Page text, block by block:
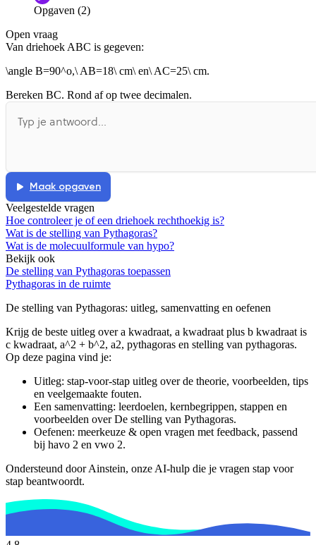
Informatie is onjuist
De docent is te langdradig
De uitleg gaat te langzaam
De uitleg gaat te snel
Afspelen werkte niet
Iets anders
Opgaven (2)
Open vraag
Van driehoek ABC is gegeven:
\angle B=90^o,\ AB=18\ cm\ en\ AC=25\ cm.
Bereken BC. Rond af op twee decimalen.
Maak opgaven
Veelgestelde vragen
Hoe controleer je of een driehoek rechthoekig is?
Wat is de stelling van Pythagoras?
Wat is de molecuulformule van hypo?
Bekijk ook
De stelling van Pythagoras toepassen
Pythagoras in de ruimte
De stelling van Pythagoras: uitleg, samenvatting en oefenen
Krijg de beste uitleg over a kwadraat, a kwadraat plus b kwadraat is
c kwadraat, a^2 + b^2, a2, pythagoras en stelling van pythagoras.
Op deze pagina vind je:
Uitleg: stap-voor-stap uitleg over de theorie, voorbeelden, tips
en veelgemaakte fouten.
Een samenvatting: leerdoelen, kernbegrippen, stappen en
voorbeelden overDe stelling van Pythagoras.
Oefenen: meerkeuze & open vragen met feedback, passend
bij havo 2 en vwo 2.
Ondersteund door Ainstein, onze AI-hulp die je vragen stap voor
stap beantwoordt.